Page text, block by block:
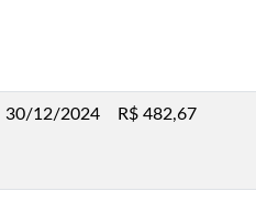
30/12/2024 R$ 482,67